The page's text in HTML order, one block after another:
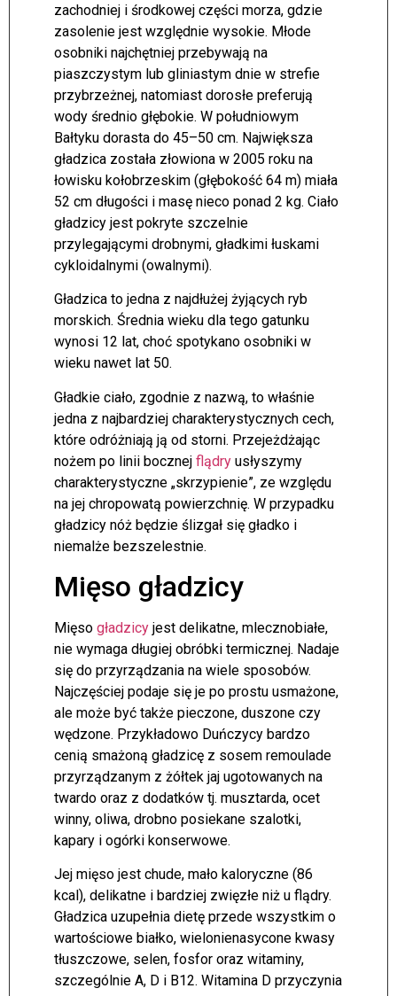
zachodniej i środkowej części morza, gdzie
zasolenie jest względnie wysokie. Młode
osobniki najchętniej przebywają na
piaszczystym lub gliniastym dnie w strefie
przybrzeżnej, natomiast dorosłe preferują
wody średnio głębokie. W południowym
Bałtyku dorasta do 45–50 cm. Największa
gładzica została złowiona w 2005 roku na
łowisku kołobrzeskim (głębokość 64 m) miała
52 cm długości i masę nieco ponad 2 kg. Ciało
gładzicy jest pokryte szczelnie
przylegającymi drobnymi, gładkimi łuskami
cykloidalnymi (owalnymi).
Gładzica to jedna z najdłużej żyjących ryb
morskich. Średnia wieku dla tego gatunku
wynosi 12 lat, choć spotykano osobniki w
wieku nawet lat 50.
Gładkie ciało, zgodnie z nazwą, to właśnie
jedna z najbardziej charakterystycznych cech,
które odróżniają ją od storni. Przejeżdżając
nożem po linii bocznej flądry usłyszymy
charakterystyczne „skrzypienie”, ze względu
na jej chropowatą powierzchnię. W przypadku
gładzicy nóż będzie ślizgał się gładko i
niemalże bezszelestnie.
Mięso gładzicy
Mięso gładzicy jest delikatne, mlecznobiałe,
nie wymaga długiej obróbki termicznej. Nadaje
się do przyrządzania na wiele sposobów.
Najczęściej podaje się je po prostu usmażone,
ale może być także pieczone, duszone czy
wędzone. Przykładowo Duńczycy bardzo
cenią smażoną gładzicę z sosem remoulade
przyrządzanym z żółtek jaj ugotowanych na
twardo oraz z dodatków tj. musztarda, ocet
winny, oliwa, drobno posiekane szalotki,
kapary i ogórki konserwowe.
Jej mięso jest chude, mało kaloryczne (86
kcal), delikatne i bardziej zwięzłe niż u flądry.
Gładzica uzupełnia dietę przede wszystkim o
wartościowe białko, wielonienasycone kwasy
tłuszczowe, selen, fosfor oraz witaminy,
szczególnie A, D i B12. Witamina D przyczynia